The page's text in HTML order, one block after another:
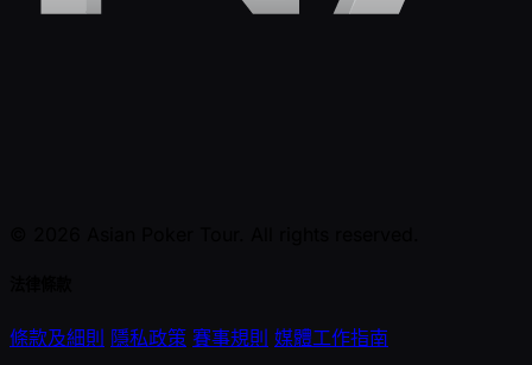
條款及細則 隱私政策 賽事規則 媒體工作指南